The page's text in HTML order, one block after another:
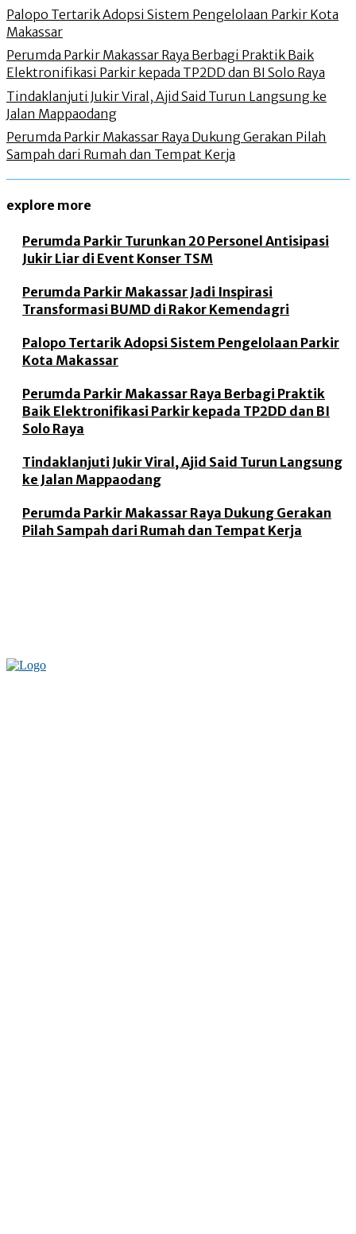
Palopo Tertarik Adopsi Sistem Pengelolaan Parkir Kota
Makassar
Perumda Parkir Makassar Raya Berbagi Praktik Baik
Elektronifikasi Parkir kepada TP2DD dan BI Solo Raya
Tindaklanjuti Jukir Viral, Ajid Said Turun Langsung ke
Jalan Mappaodang
Perumda Parkir Makassar Raya Dukung Gerakan Pilah
Sampah dari Rumah dan Tempat Kerja
explore more
Perumda Parkir Turunkan 20 Personel Antisipasi
Jukir Liar di Event Konser TSM
Perumda Parkir Makassar Jadi Inspirasi
Transformasi BUMD di Rakor Kemendagri
Palopo Tertarik Adopsi Sistem Pengelolaan Parkir
Kota Makassar
Perumda Parkir Makassar Raya Berbagi Praktik
Baik Elektronifikasi Parkir kepada TP2DD dan BI
Solo Raya
Tindaklanjuti Jukir Viral, Ajid Said Turun Langsung
ke Jalan Mappaodang
Perumda Parkir Makassar Raya Dukung Gerakan
Pilah Sampah dari Rumah dan Tempat Kerja